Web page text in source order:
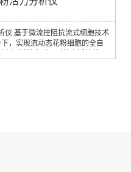
仪 基于微流控阻抗流式细胞技术
，实现流动态花粉细胞的全自